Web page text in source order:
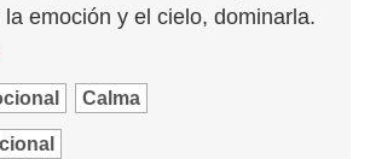
emoción y el cielo, dominarla.
Calma